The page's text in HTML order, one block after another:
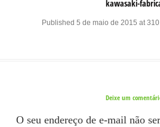
kawasaki-
Published 5 de maio de 2015 at
Deixe um
O seu endereço de e-mail não